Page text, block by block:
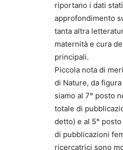
riportano i dati
approfondimento
tanta altra
maternità e cura
principali.
Piccola nota di
di Nature, da
siamo al 7° posto
totale di
detto) e al 5°
di pubblicazioni
ricercatrici sono